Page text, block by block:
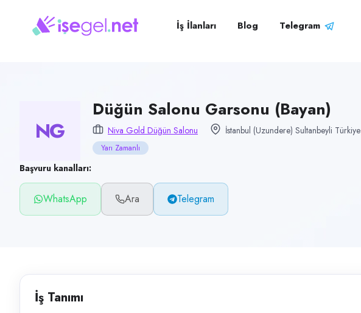
Düğün Salonu Garsonu (Bayan)
Yiyecek & İçecek (Restoran/Cafe)
Sultanbeyli, İstanbul (Uzundere)
Çalışma şekli
Yarı Zamanlı · Ofis
Yayın tarihi
31 Mayıs 2026
Başvuru kanalları
WhatsApp, Telegram, Telefon
İş İlanları Blog Telegram
NG
Düğün Salonu Garsonu (Bayan)
Niva Gold Düğün Salonu İstanbul (Uzundere) Sultanbeyli Türkiye
Yarı Zamanlı
Başvuru kanalları:
WhatsApp Ara Telegram
İş Tanımı